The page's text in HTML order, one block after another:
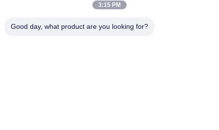
3:15 PM
Good day, what product are you looking for?